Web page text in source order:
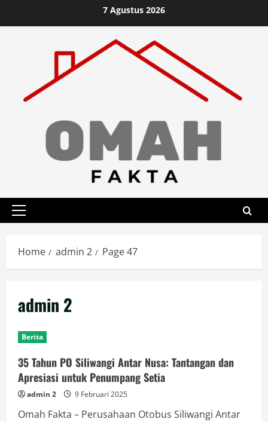
to
7 Agustus 2026
Primary
Home admin 2 Page 47
admin 2
Berita
35 Tahun PO Siliwangi Antar Nusa: Tantangan dan
Apresiasi untuk Penumpang Setia
admin 2 9 Februari 2025
Omah Fakta – Perusahaan Otobus Siliwangi Antar